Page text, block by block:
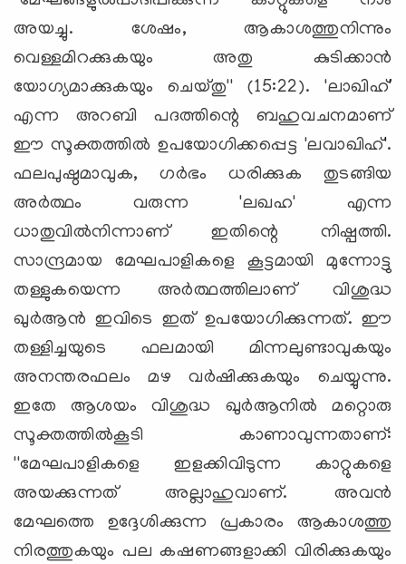
അയച്ചു. ശേഷം, ആകാശത്തുനിന്നും
വെള്ളമിറക്കുകയും അതു കുടിക്കാന്‍
യോഗ്യമാക്കുകയും ചെയ്തു'' (15:22). 'ലാഖിഹ്'
എന്ന അറബി പദത്തിന്റെ ബഹുവചനമാണ്
ഈ സൂക്തത്തില്‍ ഉപയോഗിക്കപ്പെട്ട 'ലവാഖിഹ്'.
ഫലപുഷ്ഠമാവുക, ഗര്‍ഭം ധരിക്കുക തുടങ്ങിയ
അര്‍ത്ഥം വരുന്ന 'ലഖഹ' എന്ന
ധാതുവില്‍നിന്നാണ് ഇതിന്റെ നിഷ്പത്തി.
സാന്ദ്രമായ മേഘപാളികളെ കൂട്ടമായി മുന്നോട്ടു
തള്ളുകയെന്ന അര്‍ത്ഥത്തിലാണ് വിശുദ്ധ
ഖുര്‍ആന്‍ ഇവിടെ ഇത് ഉപയോഗിക്കുന്നത്. ഈ
തള്ളിച്ചയുടെ ഫലമായി മിന്നലുണ്ടാവുകയും
അനന്തരഫലം മഴ വര്‍ഷിക്കുകയും ചെയ്യുന്നു.
ഇതേ ആശയം വിശുദ്ധ ഖുര്‍ആനില്‍ മറ്റൊരു
സൂക്തത്തില്‍കൂടി കാണാവുന്നതാണ്:
''മേഘപാളികളെ ഇളക്കിവിടുന്ന കാറ്റുകളെ
അയക്കുന്നത് അല്ലാഹുവാണ്. അവന്‍
മേഘത്തെ ഉദ്ദേശിക്കുന്ന പ്രകാരം ആകാശത്തു
നിരത്തുകയും പല കഷണങ്ങളാക്കി വിരിക്കുകയും